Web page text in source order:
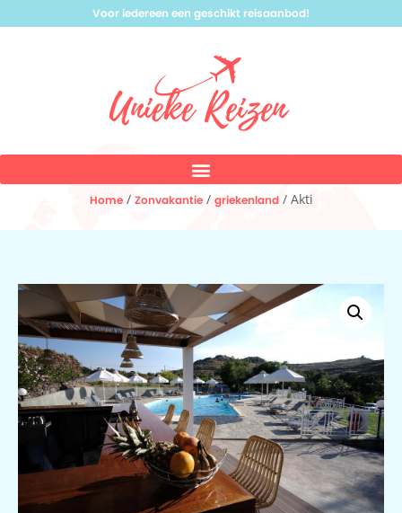
Voor iedereen een geschikt reisaanbod!
Home/ Zonvakantie/ griekenland/ Akti